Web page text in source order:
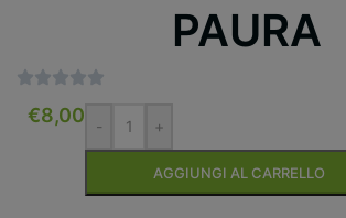
PAURA
€8,00 - +
AGGIUNGI AL CARRELLO